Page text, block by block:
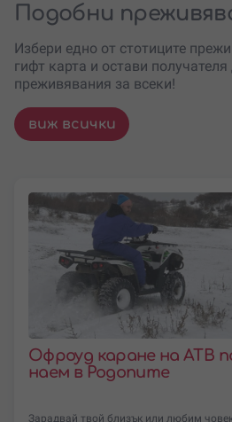
Подобни
Избери едно от стотиците
гифт карта и остави
преживявания за всеки!
виж всички
Офроуд каране на АТВ
наем в Родопите
Зарадвай твой близък или любим